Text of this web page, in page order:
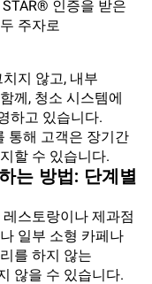
STAR® 인증을 받은
주자로
지 않고, 내부
께, 청소 시스템에
하고 있습니다.
통해 고객은 장기간
할 수 있습니다.
는 방법: 단계별
스토랑이나 제과점
일부 소형 카페나
를 하지 않는
않을 수 있습니다.